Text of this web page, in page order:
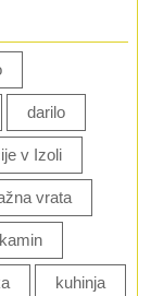
darilo
v Izoli
vrata
kamin
kuhinja